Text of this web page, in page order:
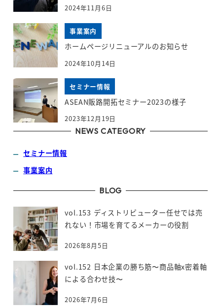
2024年11月6日
事業案内
ホームページリニューアルのお知らせ
2024年10月14日
セミナー情報
ASEAN販路開拓セミナー2023の様子
2023年12月19日
NEWS CATEGORY
セミナー情報
事業案内
BLOG
vol.153 ディストリビューター任せでは売
れない！市場を育てるメーカーの役割
2026年8月5日
vol.152 日本企業の勝ち筋〜商品軸x密着軸
による合わせ技〜
2026年7月6日